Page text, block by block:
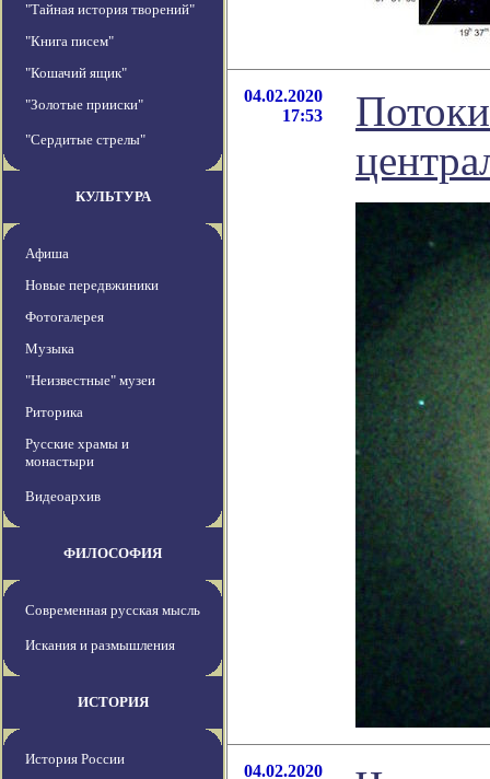
"Тайная история творений"
"Книга писем"
"Кошачий ящик"
"Золотые прииски"
"Сердитые стрелы"
КУЛЬТУРА
Афиша
Новые передвжиники
Фотогалерея
Музыка
"Неизвестные" музеи
Риторика
Русские храмы и
монастыри
Видеоархив
ФИЛОСОФИЯ
Современная русская мысль
Искания и размышления
ИСТОРИЯ
История России
04.02.2020
17:53
04.02.2020